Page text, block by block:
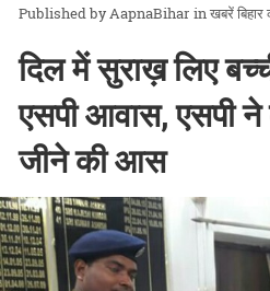
AapnaBihar inखबरें बिहार
दिल में सुराख़ लिए
एसपी आवास, एसपी ने
जीने की आस